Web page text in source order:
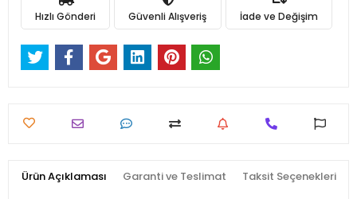
Hızlı Gönderi Güvenli Alışveriş İade ve Değişim
Ürün Açıklaması Garanti ve Teslimat Taksit Seçenekleri